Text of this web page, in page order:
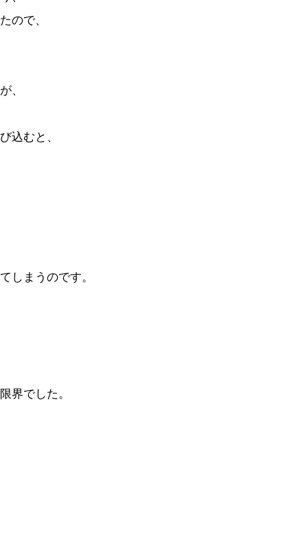
ので、
、
込むと、
しまうのです。
界でした。